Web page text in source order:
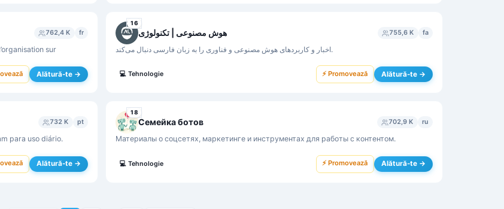
762,4 K fr
sur
Alătură-te →
16
هوش مصنوعی | تکنولوژی 755,6 K fa
اخبار و کاربردهای هوش مصنوعی و فناوری را به زبان فارسی دنبال می‌کند.
💻 Tehnologie ⚡ Promovează Alătură-te →
732 K pt
para uso diário.
Alătură-te →
18
Семейка ботов 702,9 K ru
Материалы о соцсетях, маркетинге и инструментах для работы с контентом.
💻 Tehnologie ⚡ Promovează Alătură-te →